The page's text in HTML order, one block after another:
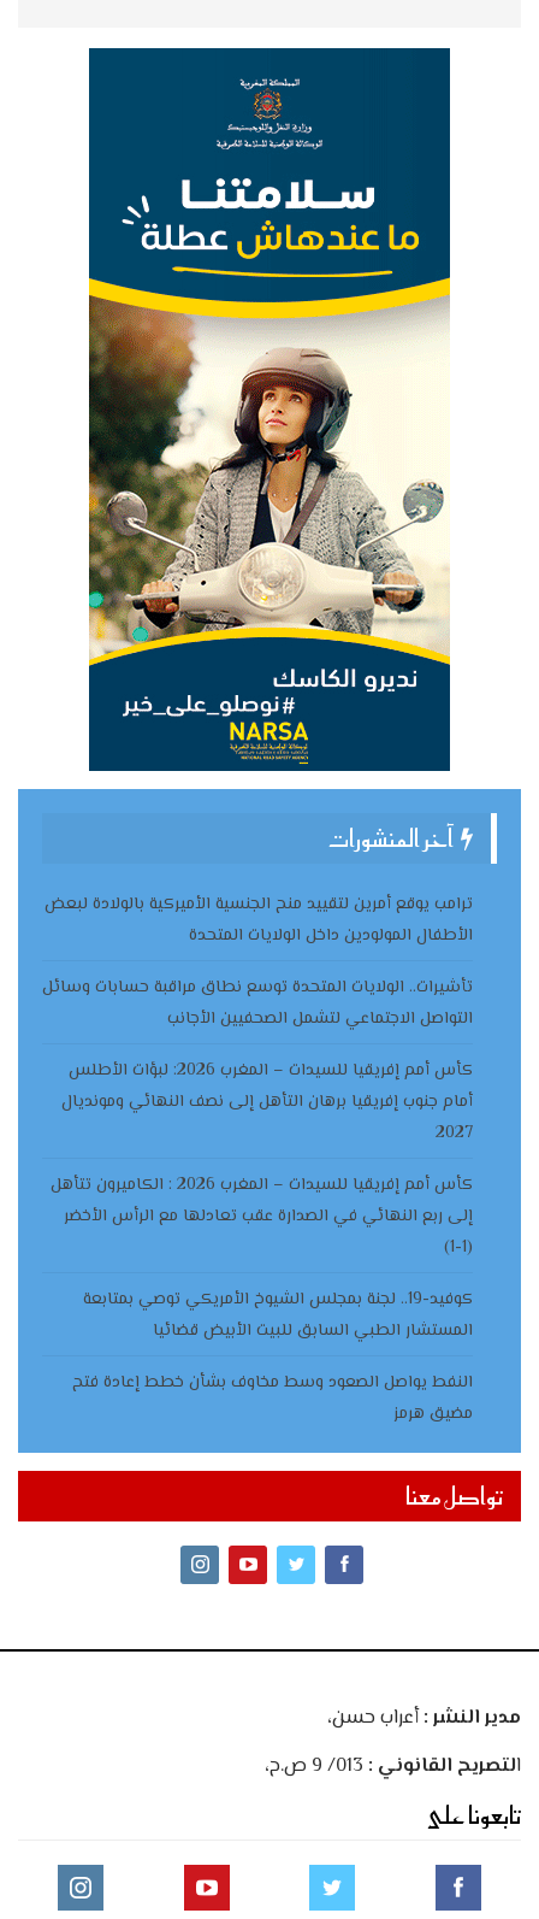
آخر المنشورات
ترامب يوقع أمرين لتقييد منح الجنسية الأميركية بالولادة لبعض
الأطفال المولودين داخل الولايات المتحدة
تأشيرات.. الولايات المتحدة توسع نطاق مراقبة حسابات وسائل
التواصل الاجتماعي لتشمل الصحفيين الأجانب
كأس أمم إفريقيا للسيدات – المغرب 2026: لبؤات الأطلس
أمام جنوب إفريقيا برهان التأهل إلى نصف النهائي ومونديال
2027
كأس أمم إفريقيا للسيدات – المغرب 2026 : الكاميرون تتأهل
إلى ربع النهائي في الصدارة عقب تعادلها مع الرأس الأخضر
(1-1)
كوفيد-19.. لجنة بمجلس الشيوخ الأمريكي توصي بمتابعة
المستشار الطبي السابق للبيت الأبيض قضائيا
النفط يواصل الصعود وسط مخاوف بشأن خطط إعادة فتح
مضيق هرمز
تواصل معنا
مدير النشر :أعراب حسن،
التصريح القانوني :
تابعونا على